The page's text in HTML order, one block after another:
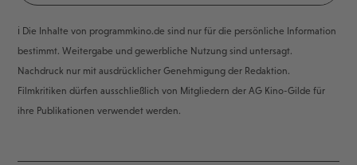
ℹ️ Die Inhalte von programmkino.de sind nur für die persönliche Information
bestimmt. Weitergabe und gewerbliche Nutzung sind untersagt.
Nachdruck nur mit ausdrücklicher Genehmigung der Redaktion.
Filmkritiken dürfen ausschließlich von Mitgliedern der AG Kino-Gilde für
ihre Publikationen verwendet werden.